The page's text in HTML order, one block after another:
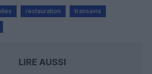
restauration transavia
LIRE AUSSI